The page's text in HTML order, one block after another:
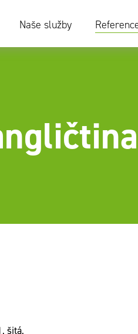
Naše služby
šitá,